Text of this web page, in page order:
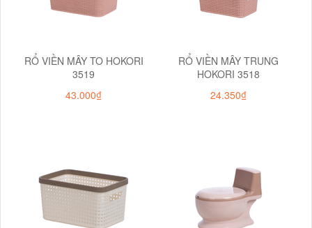
RỔ VIỀN MÂY TO HOKORI
3519
43.000₫
RỔ VIỀN MÂY TRUNG
HOKORI 3518
24.350₫